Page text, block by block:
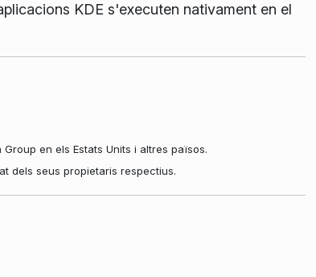
KDE s'executen nativament en el
en els Estats Units i altres països.
dels seus propietaris respectius.